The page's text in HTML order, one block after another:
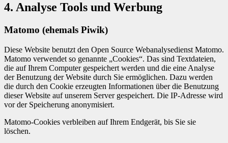
4. Analyse Tools und Werbung
Matomo (ehemals Piwik)
Diese Website benutzt den Open Source Webanalysedienst Matomo.
Matomo verwendet so genannte „Cookies“. Das sind Textdateien,
die auf Ihrem Computer gespeichert werden und die eine Analyse
der Benutzung der Website durch Sie ermöglichen. Dazu werden
die durch den Cookie erzeugten Informationen über die Benutzung
dieser Website auf unserem Server gespeichert. Die IP-Adresse wird
vor der Speicherung anonymisiert.
Matomo-Cookies verbleiben auf Ihrem Endgerät, bis Sie sie
löschen.